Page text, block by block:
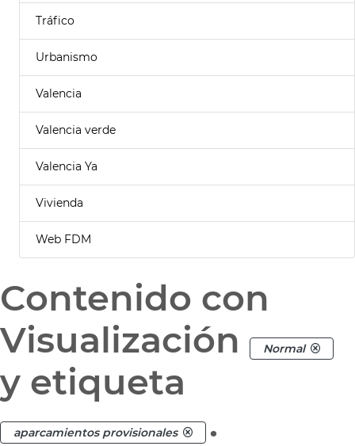
Tráfico
Urbanismo
Valencia
Valencia verde
Valencia Ya
Vivienda
Web FDM
Contenido con
Visualización
Normal
y etiqueta
aparcamientos provisionales .